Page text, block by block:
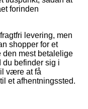
forinden
levering, men
shopper for et
mest betalelige
du befinder sig i
være at få
et afhentningssted.